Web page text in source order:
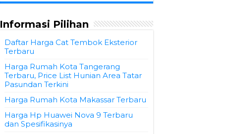
Informasi Pilihan
Daftar Harga Cat Tembok Eksterior
Terbaru
Harga Rumah Kota Tangerang
Terbaru, Price List Hunian Area Tatar
Pasundan Terkini
Harga Rumah Kota Makassar Terbaru
Harga Hp Huawei Nova 9 Terbaru
dan Spesifikasinya